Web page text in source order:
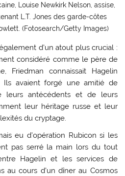
Louise Newkirk Nelson, assise,
L.T. Jones des garde-côtes
(Fotosearch/Getty Images)
d’un atout plus crucial :
considéré comme le père de
Friedman connaissait Hagelin
Ils avaient forgé une amitié de
leurs antécédents et de leurs
leur héritage russe et leur
du cryptage.
eu d’opération Rubicon si les
pas serré la main lors du tout
Hagelin et les services de
au cours d’un dîner au Cosmos